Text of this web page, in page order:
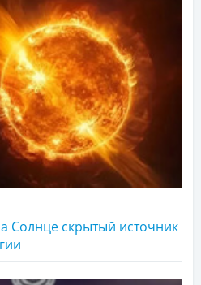
Солнце скрытый источник